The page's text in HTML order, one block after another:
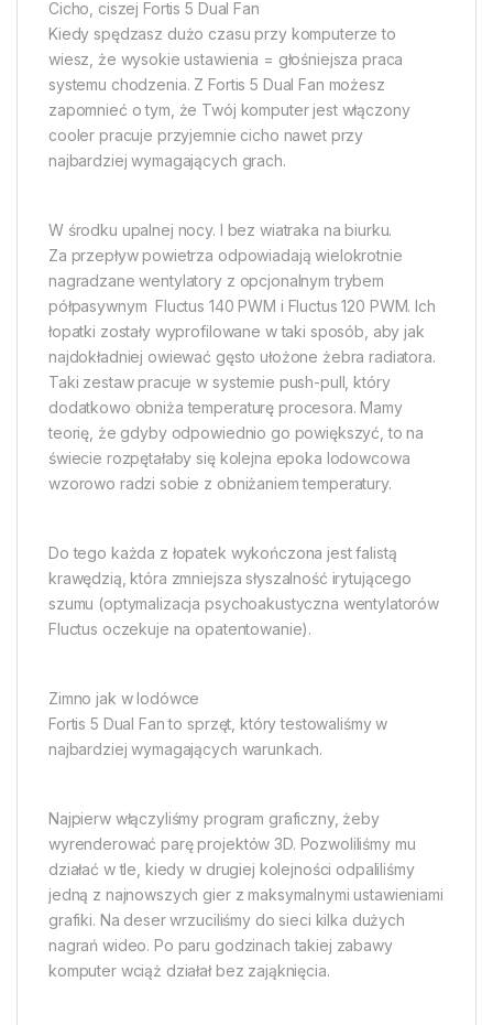
Cicho, ciszej Fortis 5 Dual Fan
Kiedy spędzasz dużo czasu przy komputerze to
wiesz, że wysokie ustawienia = głośniejsza praca
systemu chodzenia. Z Fortis 5 Dual Fan możesz
zapomnieć o tym, że Twój komputer jest włączony 
cooler pracuje przyjemnie cicho nawet przy
najbardziej wymagających grach.
W środku upalnej nocy. I bez wiatraka na biurku.
Za przepływ powietrza odpowiadają wielokrotnie
nagradzane wentylatory z opcjonalnym trybem
półpasywnym  Fluctus 140 PWM i Fluctus 120 PWM. Ich
łopatki zostały wyprofilowane w taki sposób, aby jak
najdokładniej owiewać gęsto ułożone żebra radiatora.
Taki zestaw pracuje w systemie push-pull, który
dodatkowo obniża temperaturę procesora. Mamy
teorię, że gdyby odpowiednio go powiększyć, to na
świecie rozpętałaby się kolejna epoka lodowcowa 
wzorowo radzi sobie z obniżaniem temperatury.
Do tego każda z łopatek wykończona jest falistą
krawędzią, która zmniejsza słyszalność irytującego
szumu (optymalizacja psychoakustyczna wentylatorów
Fluctus oczekuje na opatentowanie).
Zimno jak w lodówce
Fortis 5 Dual Fan to sprzęt, który testowaliśmy w
najbardziej wymagających warunkach.
Najpierw włączyliśmy program graficzny, żeby
wyrenderować parę projektów 3D. Pozwoliliśmy mu
działać w tle, kiedy w drugiej kolejności odpaliliśmy
jedną z najnowszych gier z maksymalnymi ustawieniami
grafiki. Na deser wrzuciliśmy do sieci kilka dużych
nagrań wideo. Po paru godzinach takiej zabawy
komputer wciąż działał bez zająknięcia.